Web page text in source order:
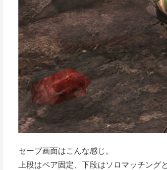
セーブ画面はこんな感じ。
上段はペア固定、下段はソロマッチング